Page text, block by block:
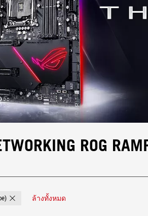
ROG
Remove Wi-Fi 7 (802.11be)
ล้างทั้งหมด